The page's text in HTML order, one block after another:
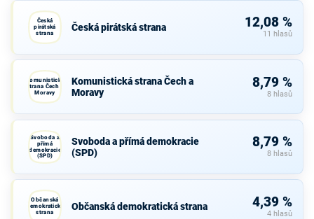
Česká
pirátská
strana
Česká pirátská strana 12,08 %
11 hlasů
Komunistická
strana Čech a
Moravy
Komunistická strana Čech a
Moravy
8,79 %
8 hlasů
Svoboda a
přímá
demokracie
(SPD)
Svoboda a přímá demokracie
(SPD)
8,79 %
8 hlasů
Občanská
demokratická
strana
Občanská demokratická strana 4,39 %
4 hlasů